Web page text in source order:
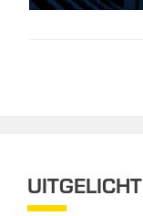
UITGELICHT